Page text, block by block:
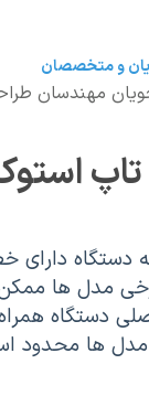
مهندسان